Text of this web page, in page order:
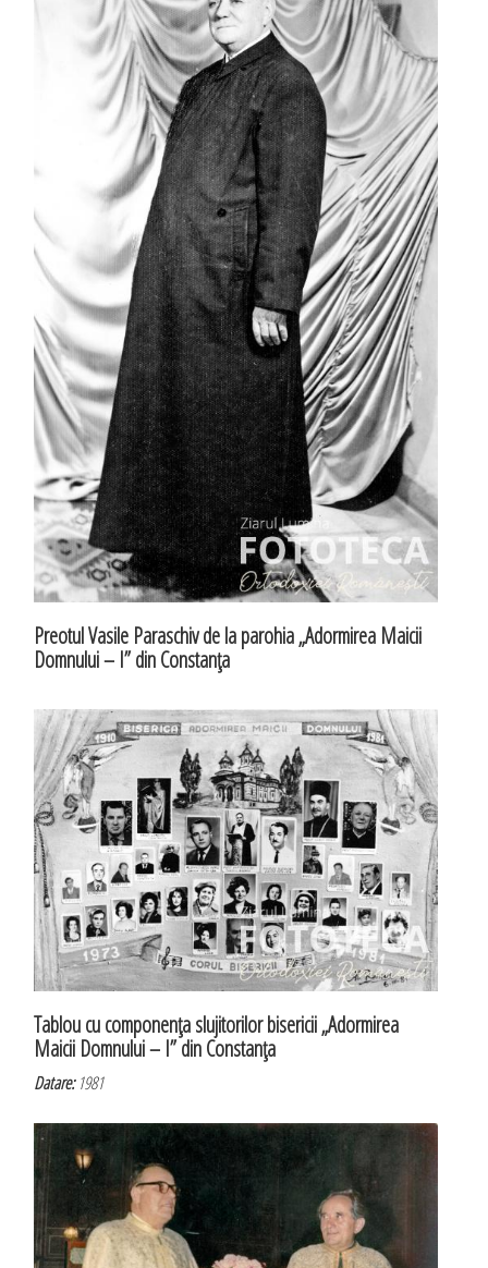
Preotul Vasile Paraschiv de la parohia „Adormirea Maicii
Domnului – I” din Constanţa
Tablou cu componenţa slujitorilor bisericii „Adormirea
Maicii Domnului – I” din Constanţa
Datare:1981